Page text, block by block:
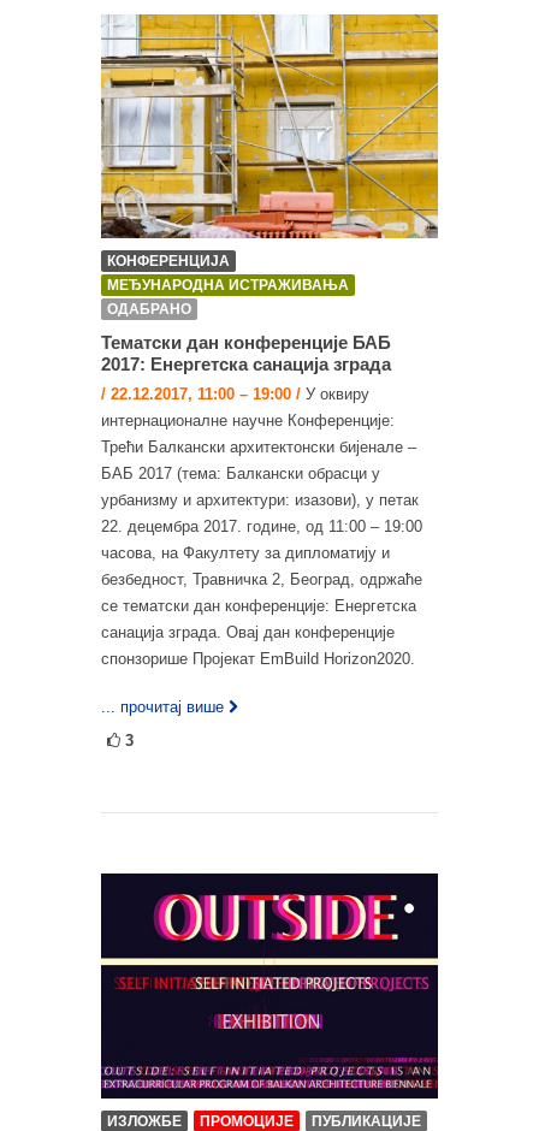
КОНФЕРЕНЦИЈА
МЕЂУНАРОДНА ИСТРАЖИВАЊА
ОДАБРАНО
Тематски дан конференције БАБ
2017: Енергетска санација зграда
/ 22.12.2017, 11:00 – 19:00 / У оквиру
интернационалне научне Конференције:
Трећи Балкански архитектонски бијенале –
БАБ 2017 (тема: Балкански обрасци у
урбанизму и архитектури: изазови), у петак
22. децембра 2017. године, од 11:00 – 19:00
часова, на Факултету за дипломатију и
безбедност, Травничка 2, Београд, одржаће
се тематски дан конференције: Енергетска
санација зграда. Овај дан конференције
спонзорише Пројекат EmBuild Horizon2020.
... прочитај више
3
ИЗЛОЖБЕ ПРОМОЦИЈЕ ПУБЛИКАЦИЈЕ